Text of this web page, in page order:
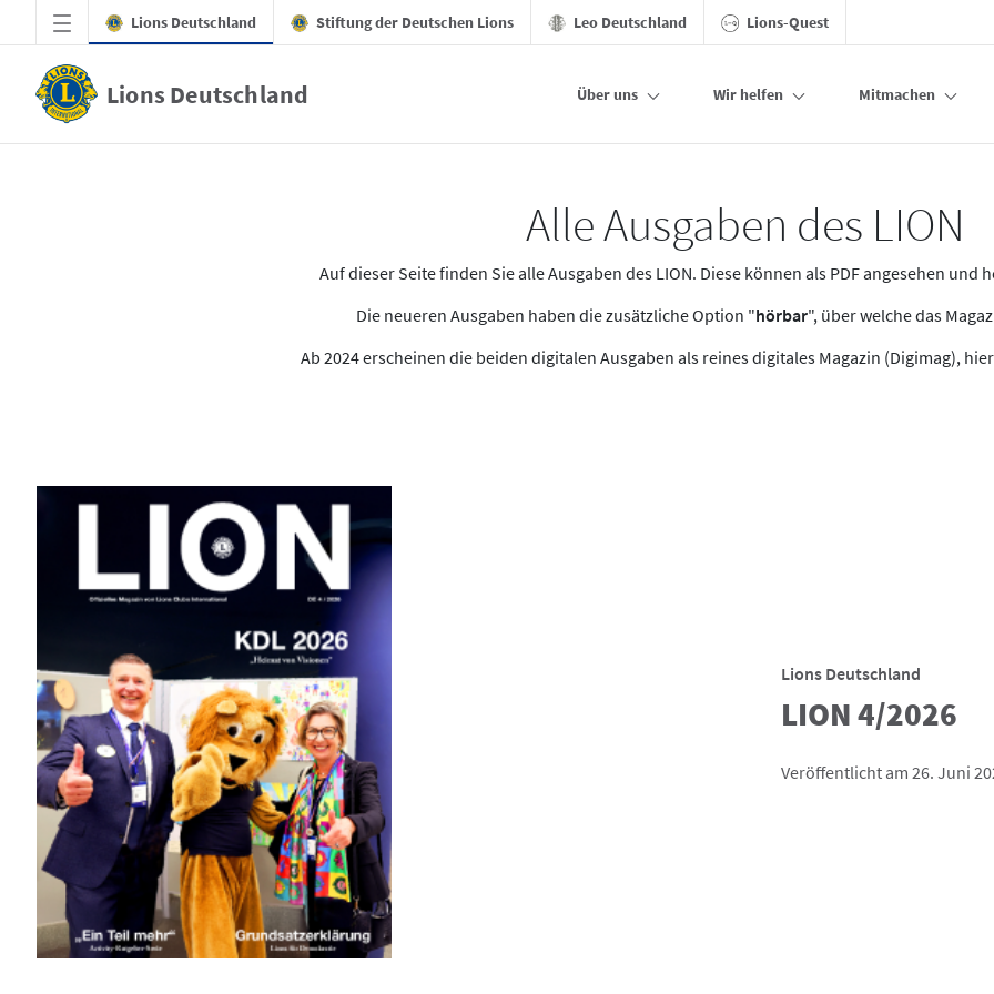
Zum Hauptinhalt springen
Lions Deutschland Stiftung der Deutschen Lions Leo Deutschland Lions-Quest
Lions Deutschland Über uns Wir helfen Mitmachen
Alle Ausgaben des LION
Auf dieser Seite finden Sie alle Ausgaben des LION. Diese können als PDF angesehen und
Die neueren Ausgaben haben die zusätzliche Option "hörbar", über welche das
Ab 2024 erscheinen die beiden digitalen Ausgaben als reines digitales Magazin (Digimag),
Lions Deutschland
LION 4/2026
Veröffentlicht am 26. Juni